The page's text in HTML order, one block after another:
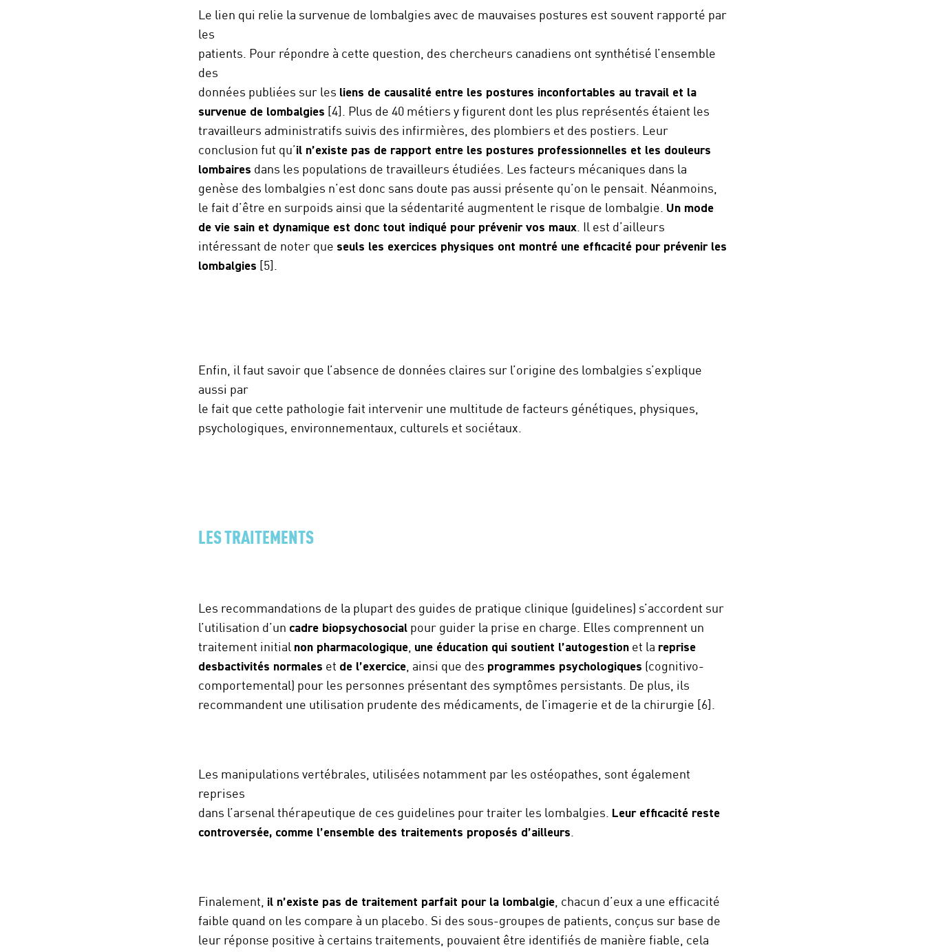
Le lien qui relie la survenue de lombalgies avec de mauvaises postures est souvent rapporté par
les
patients. Pour répondre à cette question, des chercheurs canadiens ont synthétisé l’ensemble
des
données publiées sur les liens de causalité entre les postures inconfortables au travail et la
survenue de lombalgies [4]. Plus de 40 métiers y figurent dont les plus représentés étaient les
travailleurs administratifs suivis des infirmières, des plombiers et des postiers. Leur
conclusion fut qu’il n’existe pas de rapport entre les postures professionnelles et les douleurs
lombaires dans les populations de travailleurs étudiées. Les facteurs mécaniques dans la
genèse des lombalgies n’est donc sans doute pas aussi présente qu’on le pensait. Néanmoins,
le fait d’être en surpoids ainsi que la sédentarité augmentent le risque de lombalgie. Un mode
de vie sain et dynamique est donc tout indiqué pour prévenir vos maux. Il est d’ailleurs
intéressant de noter que seuls les exercices physiques ont montré une efficacité pour prévenir les
lombalgies [5].
Enfin, il faut savoir que l’absence de données claires sur l’origine des lombalgies s’explique
aussi par
le fait que cette pathologie fait intervenir une multitude de facteurs génétiques, physiques,
psychologiques, environnementaux, culturels et sociétaux.
LES TRAITEMENTS
Les recommandations de la plupart des guides de pratique clinique (guidelines) s’accordent sur
l’utilisation d’un cadre biopsychosocial pour guider la prise en charge. Elles comprennent un
traitement initial non pharmacologique, une éducation qui soutient l’autogestion et la reprise
desbactivités normales et de l’exercice, ainsi que des programmes psychologiques (cognitivo-
comportemental) pour les personnes présentant des symptômes persistants. De plus, ils
recommandent une utilisation prudente des médicaments, de l’imagerie et de la chirurgie [6].
Les manipulations vertébrales, utilisées notamment par les ostéopathes, sont également
reprises
dans l’arsenal thérapeutique de ces guidelines pour traiter les lombalgies. Leur efficacité reste
controversée, comme l’ensemble des traitements proposés d’ailleurs.
Finalement, il n’existe pas de traitement parfait pour la lombalgie, chacun d’eux a une efficacité
faible quand on les compare à un placebo. Si des sous-groupes de patients, conçus sur base de
leur réponse positive à certains traitements, pouvaient être identifiés de manière fiable, cela